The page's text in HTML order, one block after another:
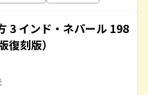
3 インド・ネパール 198
復刻版）